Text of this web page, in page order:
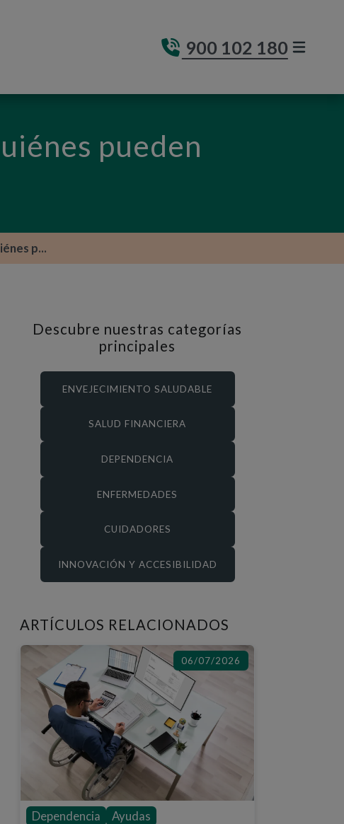
900 102 180
pueden
p...
Descubre nuestras categorías
principales
ENVEJECIMIENTO SALUDABLE
SALUD FINANCIERA
DEPENDENCIA
ENFERMEDADES
CUIDADORES
INNOVACIÓN Y ACCESIBILIDAD
ARTÍCULOS RELACIONADOS
06/07/2026
Dependencia Ayudas